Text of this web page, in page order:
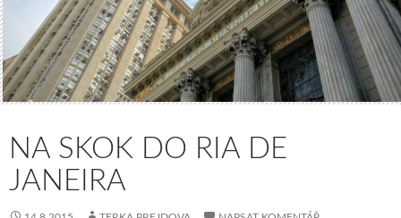
NA SKOK DO RIA DE
JANEIRA